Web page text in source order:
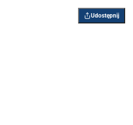
Udostępnij